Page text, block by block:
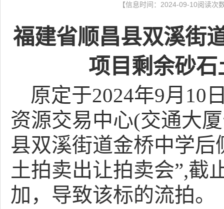
【信息时间：2024-09-10阅读次
福建省顺昌县双溪街
项目剩余砂石
原定于2024年9月 10
资源交易中心(交通大
县双溪街道金桥中学
土拍卖出让拍卖会”,截
加，导致该标的流拍。